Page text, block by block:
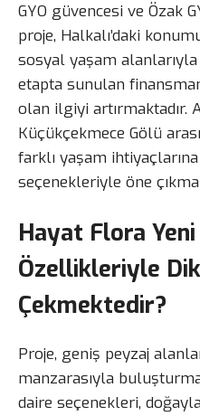
GYO güvencesi ve Özak
proje, Halkalı’daki
sosyal yaşam
etapta sunulan
olan ilgiyi artırmaktadır.
Küçükçekmece Gölü
farklı yaşam
seçenekleriyle öne
Hayat Flora
Özellikleriyle
Çekmektedir?
Proje, geniş peyzaj
manzarasıyla
daire seçenekleri,